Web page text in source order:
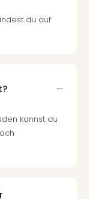
du auf
kannst du